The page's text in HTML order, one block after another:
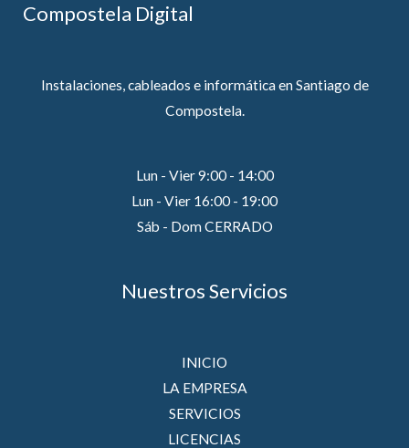
Compostela Digital
Instalaciones, cableados e informática en Santiago de
Compostela.
Lun - Vier 9:00 - 14:00
Lun - Vier 16:00 - 19:00
Sáb - Dom CERRADO
Nuestros Servicios
INICIO
LA EMPRESA
SERVICIOS
LICENCIAS